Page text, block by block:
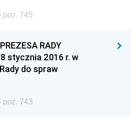
poz. 745
RADY
stycznia 2016 r. w
do spraw
poz. 743